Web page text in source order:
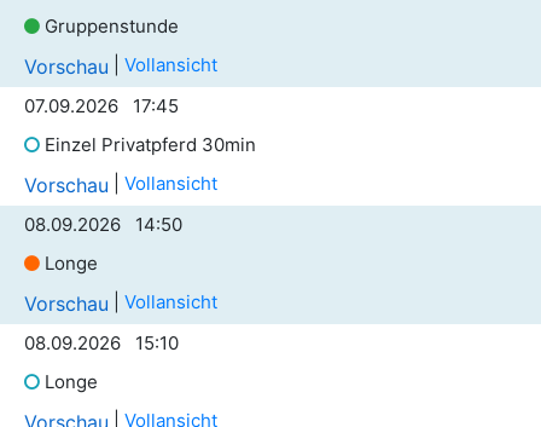
Gruppenstunde
Vorschau
Vollansicht
07.09.2026 17:45
Einzel Privatpferd 30min
Vorschau
Vollansicht
08.09.2026 14:50
Longe
Vorschau
Vollansicht
08.09.2026 15:10
Longe
Vorschau Vollansicht